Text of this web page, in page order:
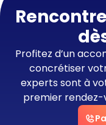
Profitez d’un
concrétiser
experts sont à
premier rendez-